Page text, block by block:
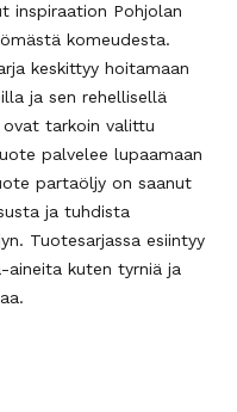
inspiraation Pohjolan
komeudesta.
keskittyy hoitamaan
ja sen rehellisellä
ovat tarkoin valittu
palvelee lupaamaan
partaöljy on saanut
ja tuhdista
Tuotesarjassa esiintyy
kuten tyrniä ja